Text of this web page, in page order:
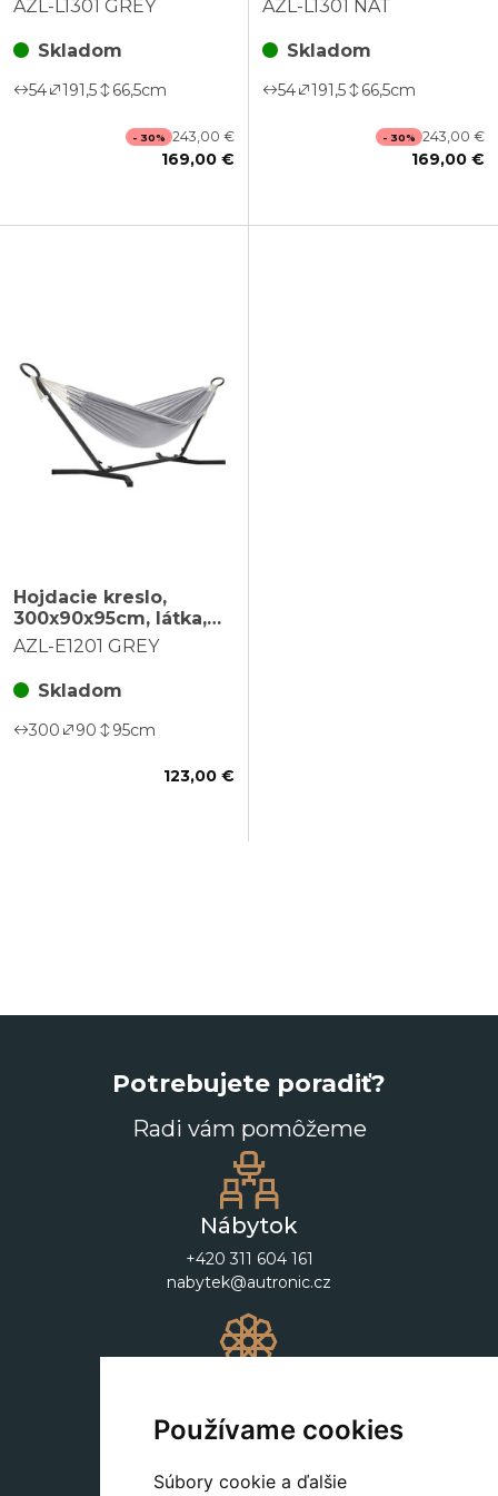
Používame cookies
Súbory cookie a ďalšie
AZL-L1301 GREY
Skladom
54 191,5 66,5cm
- 30% 243,00 €
169,00 €
AZL-L1301 NAT
Skladom
54 191,5 66,5cm
- 30% 243,00 €
169,00 €
Hojdacie kreslo,
300x90x95cm, látka,
sivá, AZL-E1201 GREY
AZL-E1201 GREY
Skladom
300 90 95cm
123,00 €
Potrebujete poradiť?
Radi vám pomôžeme
Nábytok
+420 311 604 161
nabytek@autronic.cz
+420 311 604 182
dekorace@autronic.cz